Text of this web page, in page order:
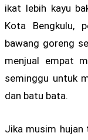
ikat lebih kayu
Kota Bengkulu,
bawang goreng
menjual empat
seminggu untuk
dan batu bata.
Jika musim hujan